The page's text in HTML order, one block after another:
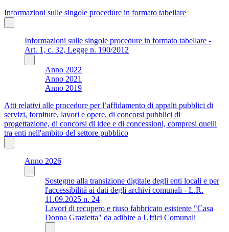
Informazioni sulle singole procedure in formato tabellare
Informazioni sulle singole procedure in formato tabellare -
Art. 1, c. 32, Legge n. 190/2012
Anno 2022
Anno 2021
Anno 2019
Atti relativi alle procedure per l’affidamento di appalti pubblici di
servizi, forniture, lavori e opere, di concorsi pubblici di
progettazione, di concorsi di idee e di concessioni, compresi quelli
tra enti nell'ambito del settore pubblico
Anno 2026
Sostegno alla transizione digitale degli enti locali e per
l'accessibilità ai dati degli archivi comunali - L.R.
11.09.2025 n. 24
Lavori di recupero e riuso fabbricato esistente "Casa
Donna Grazietta" da adibire a Uffici Comunali